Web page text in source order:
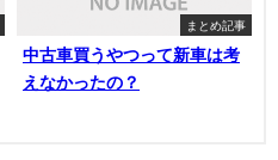
まとめ記事
中古車買うやつって新車は考
えなかったの？